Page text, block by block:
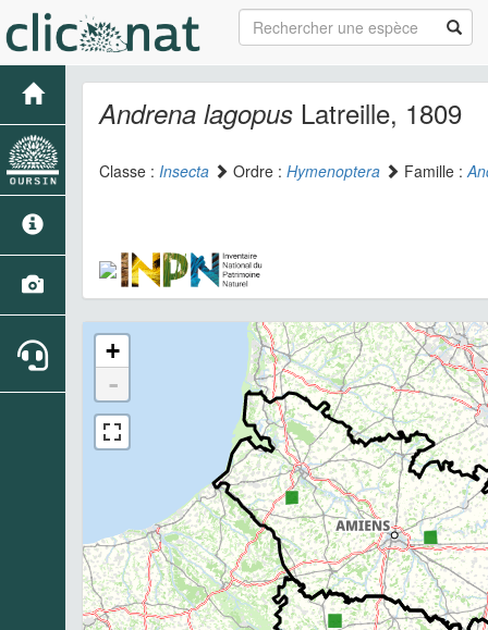
Andrena lagopus Latreille, 1809
Classe : Insecta Ordre : Hymenoptera Famille :
+
-